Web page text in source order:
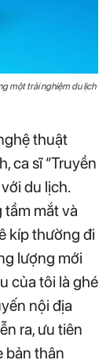
một trải nghiệm du lịch
thuật
ca sĩ “Truyền
du lịch.
tầm mắt và
kíp thường đi
lượng mới
của tôi là ghé
nội địa
ra, ưu tiên
bản thân